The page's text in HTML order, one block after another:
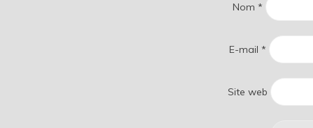
Nom *
E-mail *
Site web